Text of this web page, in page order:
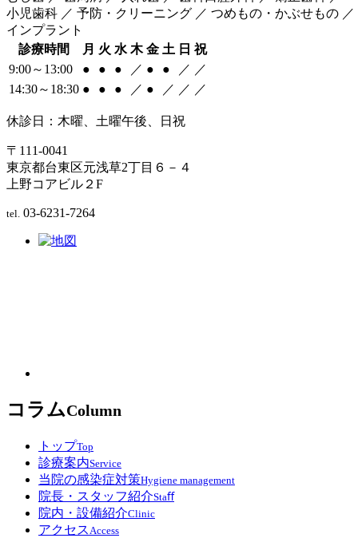
小児歯科 ／ 予防・クリーニング ／ つめもの・かぶせもの ／
インプラント
診療時間
月 火 水 木 金 土 日 祝
9:00～13:00
● ● ● ／ ● ● ／ ／
14:30～18:30 ● ● ● ／ ● ／ ／ ／
休診日：木曜、土曜午後、日祝
〒111-0041
東京都台東区元浅草2丁目６－４
上野コアビル２F
tel. 03-6231-7264
コラムColumn
トップTop
診療案内Service
当院の感染症対策Hygiene management
院長・スタッフ紹介Staﬀ
院内・設備紹介Clinic
アクセス Access